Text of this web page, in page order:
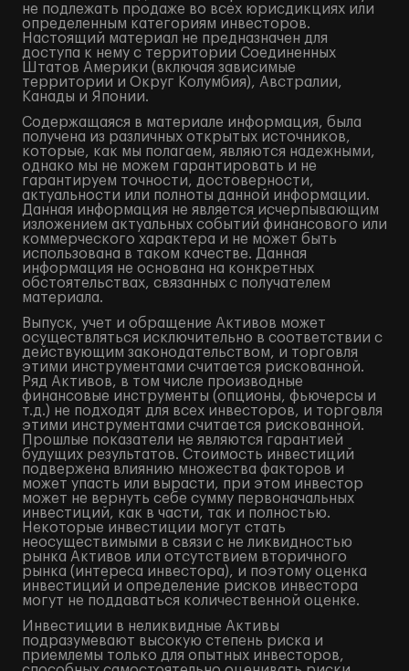
не подлежать продаже во всех юрисдикциях или
определенным категориям инвесторов.
Настоящий материал не предназначен для
доступа к нему с территории Соединенных
Штатов Америки (включая зависимые
территории и Округ Колумбия), Австралии,
Канады и Японии.
Содержащаяся в материале информация, была
получена из различных открытых источников,
которые, как мы полагаем, являются надежными,
однако мы не можем гарантировать и не
гарантируем точности, достоверности,
актуальности или полноты данной информации.
Данная информация не является исчерпывающим
изложением актуальных событий финансового или
коммерческого характера и не может быть
использована в таком качестве. Данная
информация не основана на конкретных
обстоятельствах, связанных с получателем
материала.
Выпуск, учет и обращение Активов может
осуществляться исключительно в соответствии с
действующим законодательством, и торговля
этими инструментами считается рискованной.
Ряд Активов, в том числе производные
финансовые инструменты (опционы, фьючерсы и
т.д.) не подходят для всех инвесторов, и торговля
этими инструментами считается рискованной.
Прошлые показатели не являются гарантией
будущих результатов. Стоимость инвестиций
подвержена влиянию множества факторов и
может упасть или вырасти, при этом инвестор
может не вернуть себе сумму первоначальных
инвестиций, как в части, так и полностью.
Некоторые инвестиции могут стать
неосуществимыми в связи с не ликвидностью
рынка Активов или отсутствием вторичного
рынка (интереса инвестора), и поэтому оценка
инвестиций и определение рисков инвестора
могут не поддаваться количественной оценке.
Инвестиции в неликвидные Активы
подразумевают высокую степень риска и
приемлемы только для опытных инвесторов,